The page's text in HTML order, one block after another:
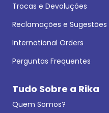
Trocas e Devoluções
Reclamações e Sugestões
International Orders
Perguntas Frequentes
Tudo Sobre a Rika
Quem Somos?